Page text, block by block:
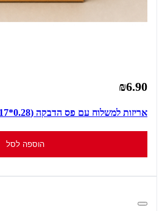
₪6.90
אריזות למשלוח עם פס הדבקה (0.28*17*10)
הוספה לסל